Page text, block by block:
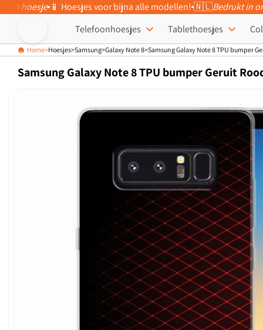
Meteen naar
hoesje📱 Hoesjes voor bijna alle modellen! 🇳🇱Bedrukt in
Telefoonhoesjes
Tablethoesjes
Home Hoesjes Samsung Galaxy Note 8 Samsung Galaxy Note 8 TPU bumper
Samsung Galaxy Note 8 TPU bumper Geruit